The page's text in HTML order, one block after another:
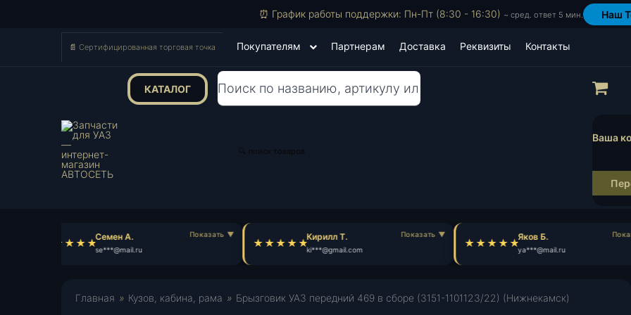
⏰ График работы поддержки: Пн-Пт (8:30 - 16:30) ~ сред. ответ 5 мин. Наш
📄 Сертифицированная торговая точка Покупателям Партнерам Доставка Реквизиты Контакты
КАТАЛОГ Поиск
🔍 поиск товаров
Ваша
Семен А.
se***@mail.ru
Кирилл Т.
ki***@gmail.com
Яков Б.
ya***@mail.ru
Главная » Кузов, кабина, рама » Брызговик УАЗ передний 469 в сборе (3151-1101123/22) (Нижнекамск)